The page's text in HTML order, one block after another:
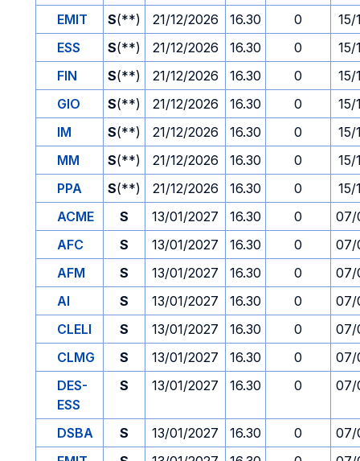
EMIT
S(**) 21/12/2026 16.30 0
15/
ESS
S(**) 21/12/2026 16.30 0
15/
FIN
S(**) 21/12/2026 16.30 0
15/
GIO
S(**) 21/12/2026 16.30 0
15/
IM
S(**) 21/12/2026 16.30 0
15/
MM
S(**) 21/12/2026 16.30 0
15/
PPA
S(**) 21/12/2026 16.30 0
15/
ACME
S 13/01/2027 16.30 0
07/
AFC
S 13/01/2027 16.30 0
07/
AFM
S 13/01/2027 16.30 0
07/
AI
S 13/01/2027 16.30 0
07/
CLELI
S 13/01/2027 16.30 0
07/
CLMG
S 13/01/2027 16.30 0
07/
DES-
ESS
S 13/01/2027 16.30 0 07/
DSBA S 13/01/2027 16.30 0
07/